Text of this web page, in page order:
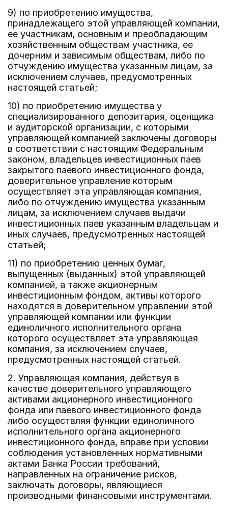
9) по приобретению имущества,
принадлежащего этой управляющей компании,
ее участникам, основным и преобладающим
хозяйственным обществам участника, ее
дочерним и зависимым обществам, либо по
отчуждению имущества указанным лицам, за
исключением случаев, предусмотренных
настоящей статьей;
10) по приобретению имущества у
специализированного депозитария, оценщика
и аудиторской организации, с которыми
управляющей компанией заключены договоры
в соответствии с настоящим Федеральным
законом, владельцев инвестиционных паев
закрытого паевого инвестиционного фонда,
доверительное управление которым
осуществляет эта управляющая компания,
либо по отчуждению имущества указанным
лицам, за исключением случаев выдачи
инвестиционных паев указанным владельцам и
иных случаев, предусмотренных настоящей
статьей;
11) по приобретению ценных бумаг,
выпущенных (выданных) этой управляющей
компанией, а также акционерным
инвестиционным фондом, активы которого
находятся в доверительном управлении этой
управляющей компании или функции
единоличного исполнительного органа
которого осуществляет эта управляющая
компания, за исключением случаев,
предусмотренных настоящей статьей.
2. Управляющая компания, действуя в
качестве доверительного управляющего
активами акционерного инвестиционного
фонда или паевого инвестиционного фонда
либо осуществляя функции единоличного
исполнительного органа акционерного
инвестиционного фонда, вправе при условии
соблюдения установленных нормативными
актами Банка России требований,
направленных на ограничение рисков,
заключать договоры, являющиеся
производными финансовыми инструментами.